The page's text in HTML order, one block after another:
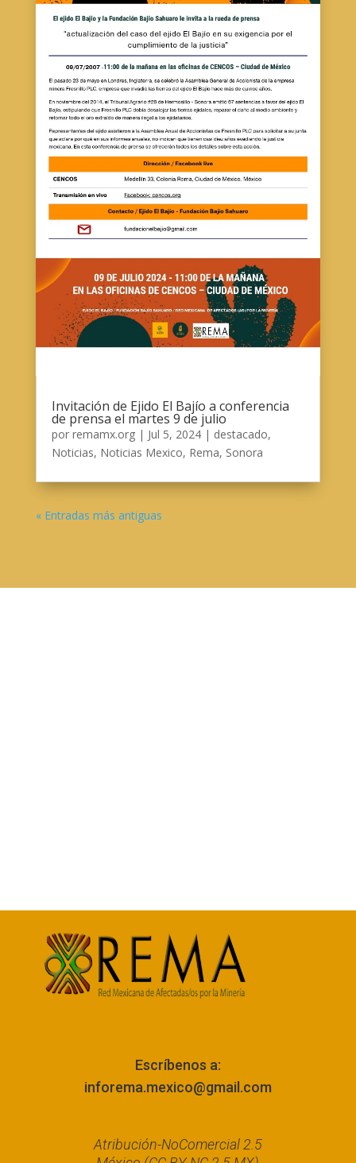
Invitación de Ejido El Bajío a conferencia
de prensa el martes 9 de julio
por remamx.org| Jul 5, 2024| destacado,
Noticias, Noticias Mexico, Rema, Sonora
« Entradas más antiguas
Escríbenos a:
inforema.mexico@gmail.com
Atribución-NoComercial 2.5